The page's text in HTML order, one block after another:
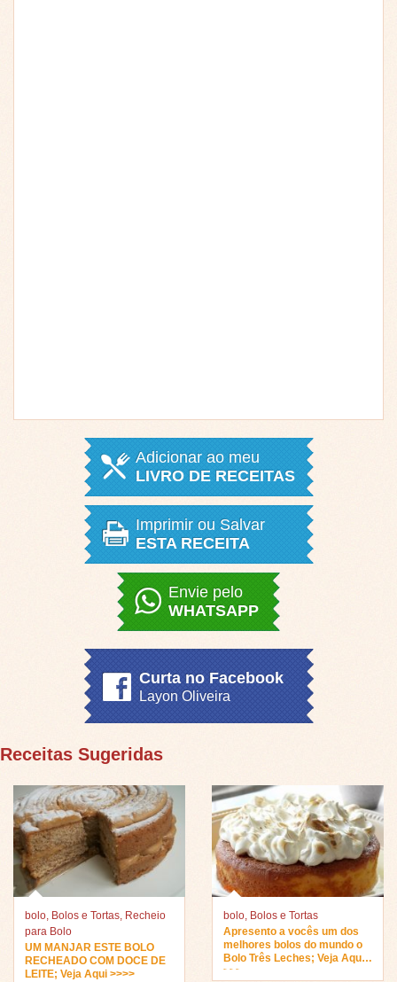
Adicionar ao meu
LIVRO DE RECEITAS
Imprimir ou Salvar
ESTA RECEITA
Envie pelo
WHATSAPP
Curta no Facebook
Layon Oliveira
Receitas Sugeridas
bolo, Bolos e Tortas, Recheio
para Bolo
UM MANJAR ESTE BOLO
RECHEADO COM DOCE DE
LEITE; Veja Aqui >>>>
bolo, Bolos e Tortas
Apresento a vocês um dos
melhores bolos do mundo o
Bolo Três Leches; Veja Aqui
>>>